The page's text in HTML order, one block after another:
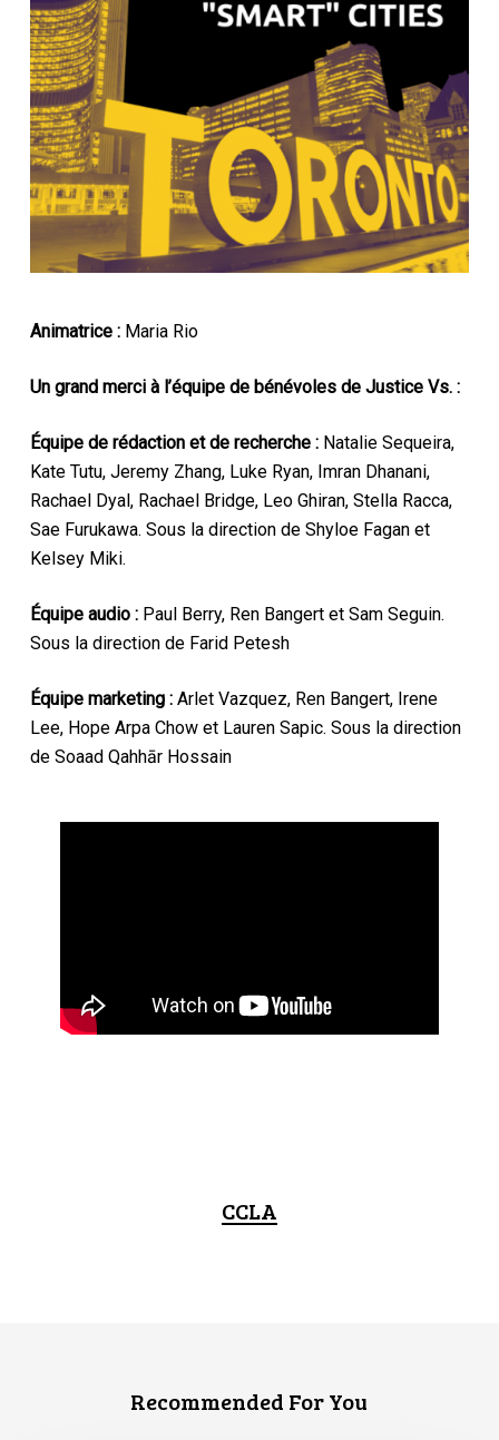
Animatrice :Maria Rio
Un grand merci à l’équipe de bénévoles de Justice Vs. :
Équipe de rédaction et de recherche :Natalie Sequeira,
Kate Tutu, Jeremy Zhang, Luke Ryan, Imran Dhanani,
Rachael Dyal, Rachael Bridge, Leo Ghiran, Stella Racca,
Sae Furukawa. Sous la direction de Shyloe Fagan et
Kelsey Miki.
Équipe audio :Paul Berry, Ren Bangert et Sam Seguin.
Sous la direction de Farid Petesh
Équipe marketing :Arlet Vazquez, Ren Bangert, Irene
Lee, Hope Arpa Chow et Lauren Sapic. Sous la direction
de Soaad Qahhār Hossain
CCLA
Recommended For You